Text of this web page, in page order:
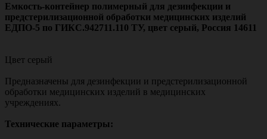
Емкость-контейнер полимерный для дезинфекции и
предстерилизационной обработки медицинских изделий
ЕДПО-5 по ГИКС.942711.110 ТУ, цвет серый, Россия 14611
Цвет серый
Предназначены для дезинфекции и предстерилизационной
обработки медицинских изделий в медицинских
учреждениях.
Технические параметры: